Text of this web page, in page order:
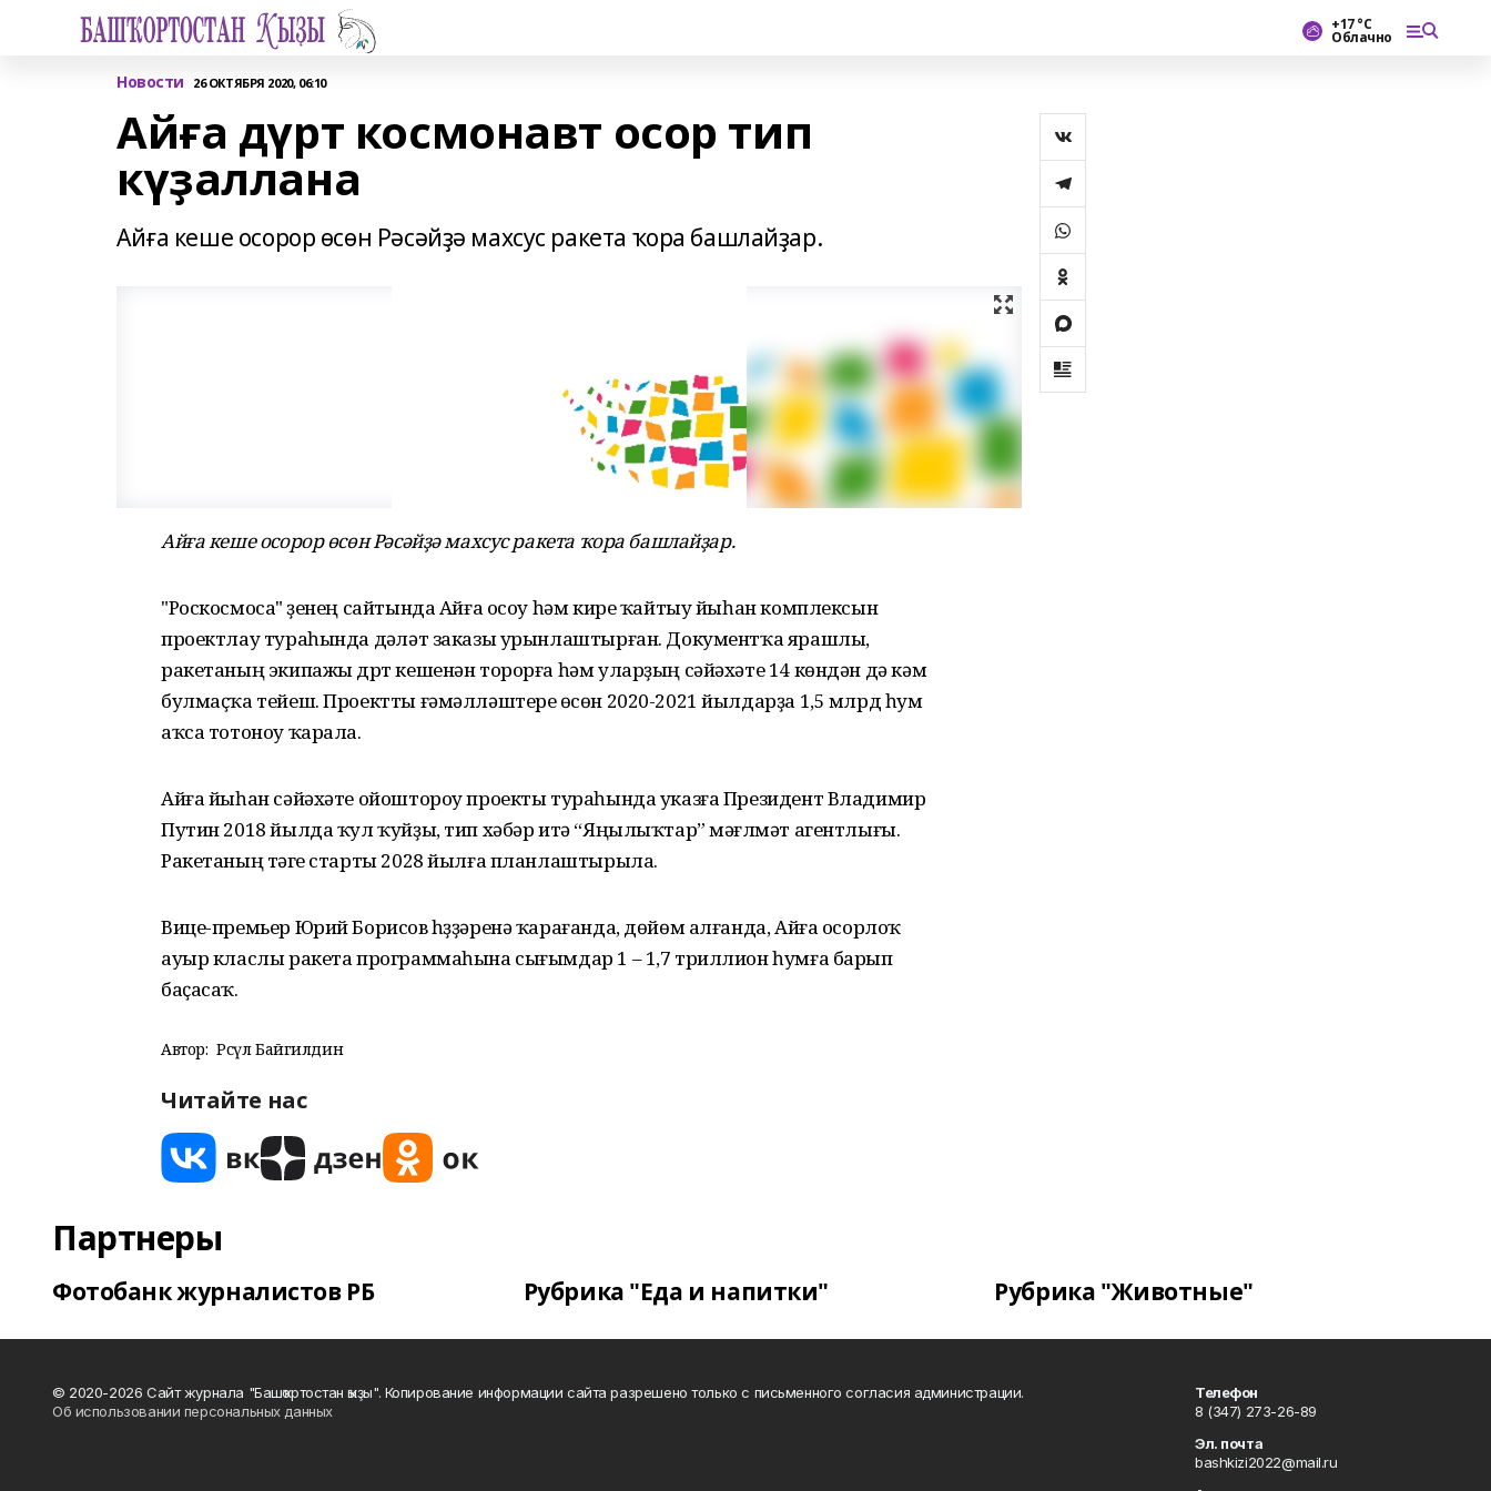
+17 °С
Облачно
Новости 26 ОКТЯБРЯ 2020, 06:10
Айға дүрт космонавт осор тип
күҙаллана
Айға кеше осорор өсөн Рәсәйҙә махсус ракета ҡора башлайҙар.
Айға кеше осорор өсөн Рәсәйҙә махсус ракета ҡора башлайҙар.
"Роскосмоса" үҙенең сайтында Айға осоу һәм кире ҡайтыу йыһан комплексын
проектлау тураһында дәүләт заказы урынлаштырған. Документҡа ярашлы,
ракетаның экипажы дүрт кешенән торорға һәм уларҙың сәйәхәте 14 көндән дә кәм
булмаҫҡа тейеш. Проектты ғәмәлләштереү өсөн 2020-2021 йылдарҙа 1,5 млрд һум
аҡса тотоноу ҡарала.
Айға йыһан сәйәхәте ойоштороу проекты тураһында указға Президент Владимир
Путин 2018 йылда ҡул ҡуйҙы, тип хәбәр итә “Яңылыҡтар” мәғлүмәт агентлығы.
Ракетаның тәүге старты 2028 йылға планлаштырыла.
Вице-премьер Юрий Борисов һүҙҙәренә ҡарағанда, дөйөм алғанда, Айға осорлоҡ
ауыр класлы ракета программаһына сығымдар 1 – 1,7 триллион һумға барып
баҫасаҡ.
Автор: Рәсүл Байгилдин
Читайте нас
Партнеры
Фотобанк журналистов РБ Рубрика "Еда и напитки" Рубрика "Животные"
© 2020-2026 Сайт журнала "Башҡортостан ҡыҙы". Копирование информации сайта разрешено только с письменного согласия администрации.
Об использовании персональных данных
Телефон
8 (347) 273-26-89
Эл. почта
bashkizi2022@mail.ru